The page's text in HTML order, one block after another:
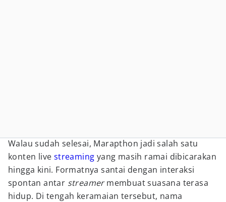
Walau sudah selesai, Marapthon jadi salah satu
konten live streaming yang masih ramai dibicarakan
hingga kini. Formatnya santai dengan interaksi
spontan antar streamermembuat suasana terasa
hidup. Di tengah keramaian tersebut, nama